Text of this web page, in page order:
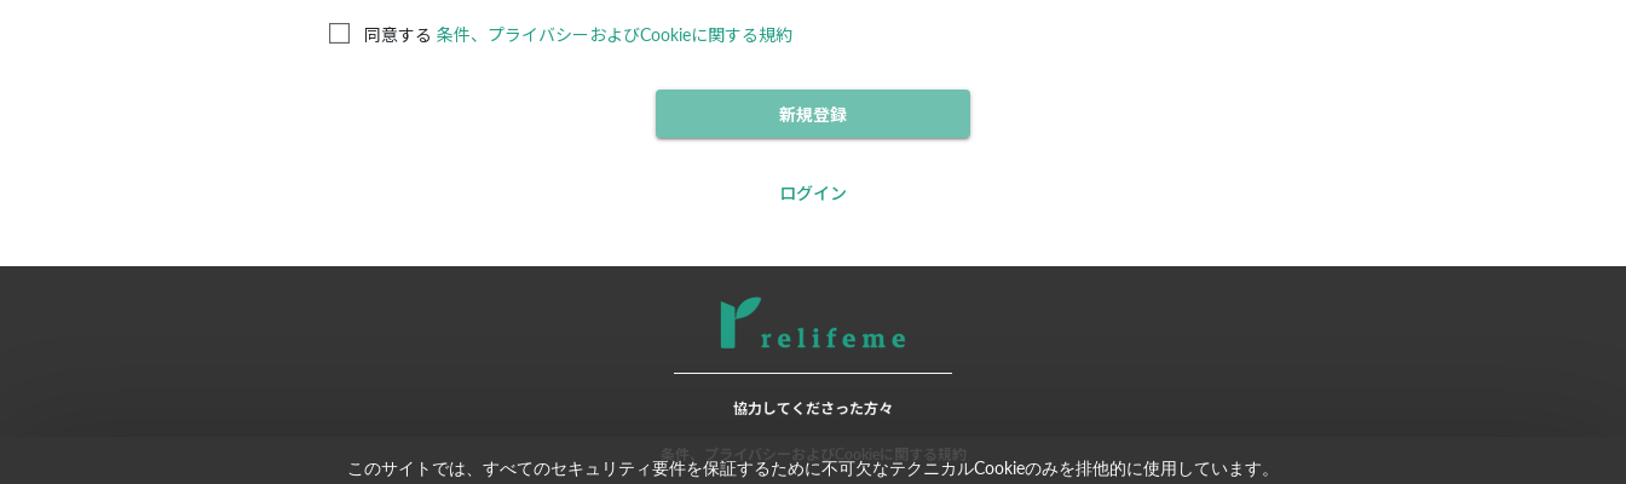
同意する 条件、プライバシーおよびCookieに関する規約
新規登録
ログイン
協力してくださった方々
このサイトでは、すべてのセキュリティ要件を保証するために不可欠なテクニカルCookieのみを排他的に使用しています。